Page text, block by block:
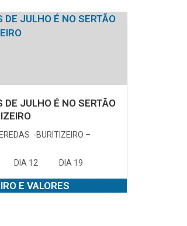
JULHO É NO SERTÃO
-BURITIZEIRO –
DIA 12 DIA 19
E VALORES